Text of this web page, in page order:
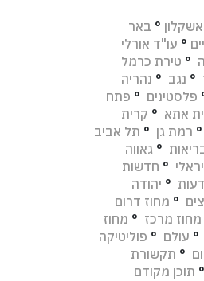
אשקלון ° באר
° עו"ד אורלי
° טירת כרמל
° נגב ° נהריה
פלסטינים ° פתח
אתא ° קרית
° רמת גן ° תל אביב
° גאווה
° חדשות
° יהודה
° מחוז דרום
מחוז מרכז ° מחוז
° עולם ° פוליטיקה
° תקשורת
° תוכן מקודם